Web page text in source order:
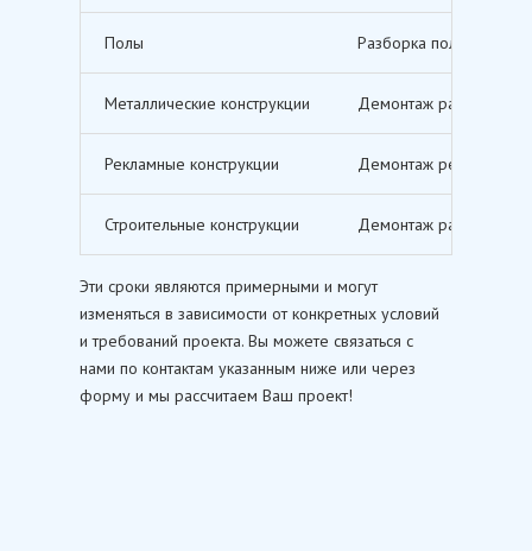
Полы Разборка полов,
Металлические конструкции Демонтаж различных
Рекламные конструкции Демонтаж рекламных
Строительные конструкции Демонтаж различных
Эти сроки являются примерными и могут
изменяться в зависимости от конкретных условий
и требований проекта. Вы можете связаться с
нами по контактам указанным ниже или через
форму и мы рассчитаем Ваш проект!